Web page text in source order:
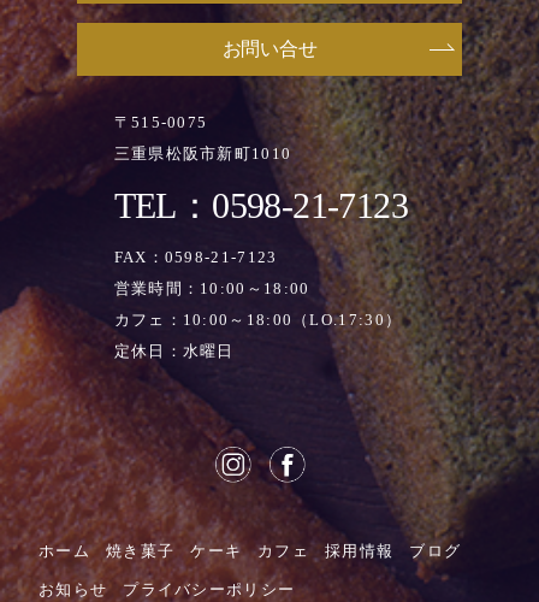
〒515-0075
三重県松阪市新町1010
TEL：0598-21-7123
FAX：0598-21-7123
営業時間：10:00～18:00
カフェ：10:00～18:00（LO.17:30）
定休日：水曜日
お問い合せ
ホーム 焼き菓子 ケーキ カフェ 採用情報 ブログ
お知らせ プライバシーポリシー